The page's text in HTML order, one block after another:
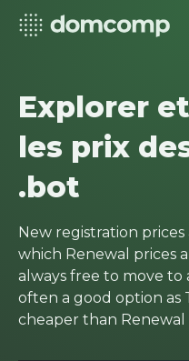
Explorer
les prix
.bot
New registration
which Renewal prices
always free to move to
often a good option as
cheaper than Renewal